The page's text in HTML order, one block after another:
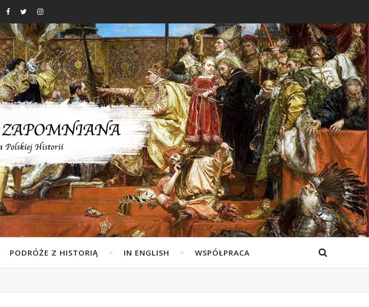
PODRÓŻE Z HISTORIĄ IN ENGLISH WSPÓŁPRACA